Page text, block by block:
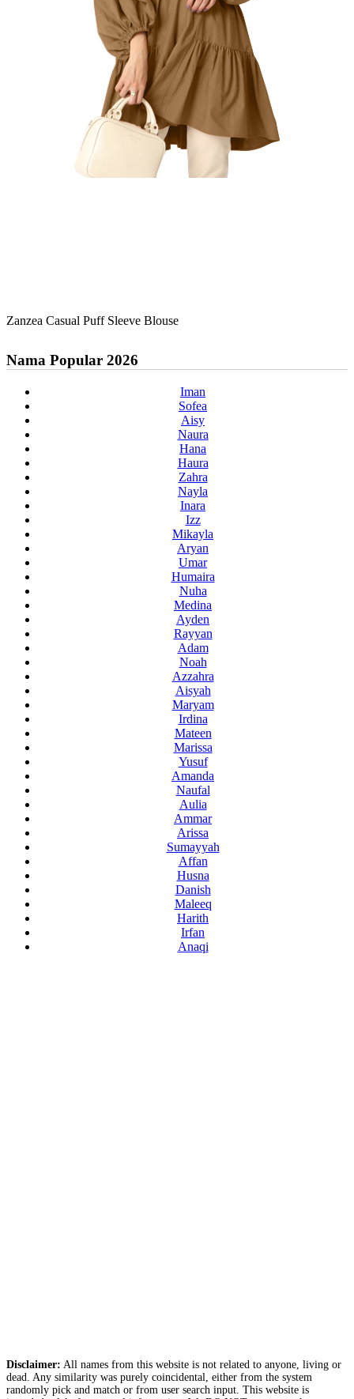
Zanzea Casual Puff Sleeve Blouse
Nama Popular 2026
Iman
Sofea
Aisy
Naura
Hana
Haura
Zahra
Nayla
Inara
Izz
Mikayla
Aryan
Umar
Humaira
Nuha
Medina
Ayden
Rayyan
Adam
Noah
Azzahra
Aisyah
Maryam
Irdina
Mateen
Marissa
Yusuf
Amanda
Naufal
Aulia
Ammar
Arissa
Sumayyah
Affan
Husna
Danish
Maleeq
Harith
Irfan
Anaqi
Disclaimer: All names from this website is not related to anyone, living or
dead. Any similarity was purely coincidental, either from the system
randomly pick and match or from user search input. This website is